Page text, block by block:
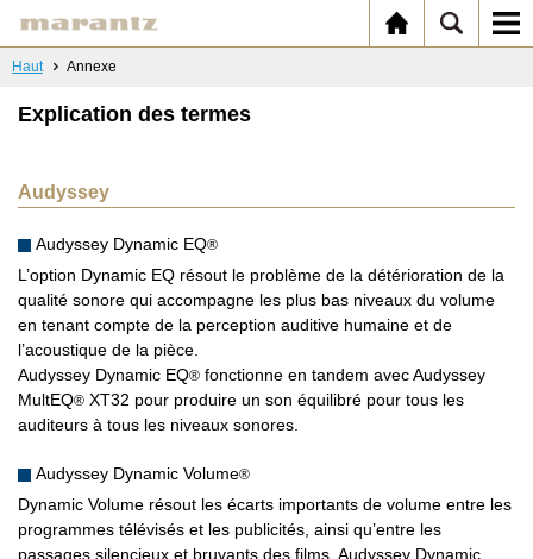
Haut Annexe
Explication des termes
Audyssey
Audyssey Dynamic EQ®
L’option Dynamic EQ résout le problème de la détérioration de la
qualité sonore qui accompagne les plus bas niveaux du volume
en tenant compte de la perception auditive humaine et de
l’acoustique de la pièce.
Audyssey Dynamic EQ® fonctionne en tandem avec Audyssey
MultEQ® XT32 pour produire un son équilibré pour tous les
auditeurs à tous les niveaux sonores.
Audyssey Dynamic Volume®
Dynamic Volume résout les écarts importants de volume entre les
programmes télévisés et les publicités, ainsi qu’entre les
passages silencieux et bruyants des films. Audyssey Dynamic